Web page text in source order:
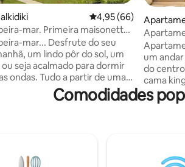
4,95 de uma avaliação
4,95 (66)
mar. Primeira maisonette,
mar... Desfrute do seu
um lindo pôr do sol, um
seja acalmado para dormir
ondas. Tudo a partir de uma
de veraneio que fica a apenas
da praia. Perfeito para casais,
de relaxar, explore as
um
do
cama
colchão
Comodidades